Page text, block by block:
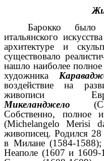
Барокко было
итальянского
архитектуре и
существовало
нашло наиболее
художника
воздействие на
живописи
Микеланджело
Собственно, полное
(Michelangelo Merisi
живописец. Родился
в Милане (1584-
Неаполе (1607 и 1609-